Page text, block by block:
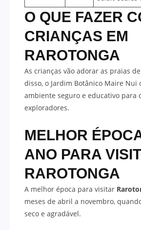
O QUE FAZER
CRIANÇAS EM
RAROTONGA
As crianças vão adorar as praias de
disso, o Jardim Botânico Maire Nui
ambiente seguro e educativo para
exploradores.
MELHOR
ANO PARA
RAROTONGA
A melhor época para visitar
meses de abril a novembro,
seco e agradável.